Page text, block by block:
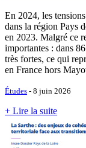
En 2024, les
dans la région Pays
en 2023. Malgré ce
importantes : dans
très fortes, ce qui
en France hors
Études - 8 juin 2026
+ Lire la suite